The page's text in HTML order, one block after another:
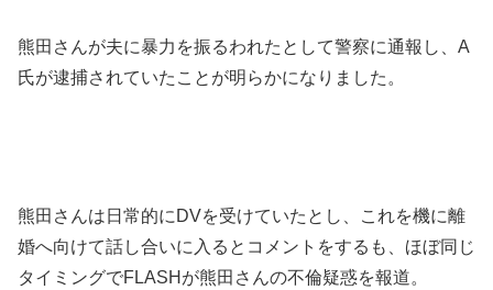
熊田さんが夫に暴力を振るわれたとして警察に通報し、A
氏が逮捕されていたことが明らかになりました。
熊田さんは日常的にDVを受けていたとし、これを機に離
婚へ向けて話し合いに入るとコメントをするも、ほぼ同じ
タイミングでFLASHが熊田さんの不倫疑惑を報道。